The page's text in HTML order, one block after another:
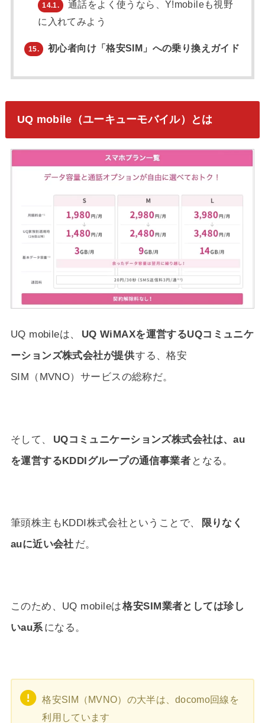
14.1.
通話をよく使うなら、Y!mobileも視野
に入れてみよう
15. 初心者向け「格安SIM」への乗り換えガイド
UQ mobile（ユーキューモバイル）とは
UQ mobileは、
UQ WiMAXを運営するUQコミュニケ
ーションズ株式会社が提供する、格安
SIM（MVNO）サービスの総称だ。
そして、
UQコミュニケーションズ株式会社は、au
を運営するKDDIグループの通信事業者 となる。
筆頭株主もKDDI株式会社ということで、
限りなく
auに近い会社 だ。
このため、UQ mobileは格安SIM業者としては珍し
いau系 になる。
格安SIM（MVNO）の大半は、docomo回線を
利用しています